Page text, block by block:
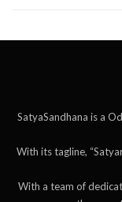
SatyaSandhana is a
With its tagline,
With a team of